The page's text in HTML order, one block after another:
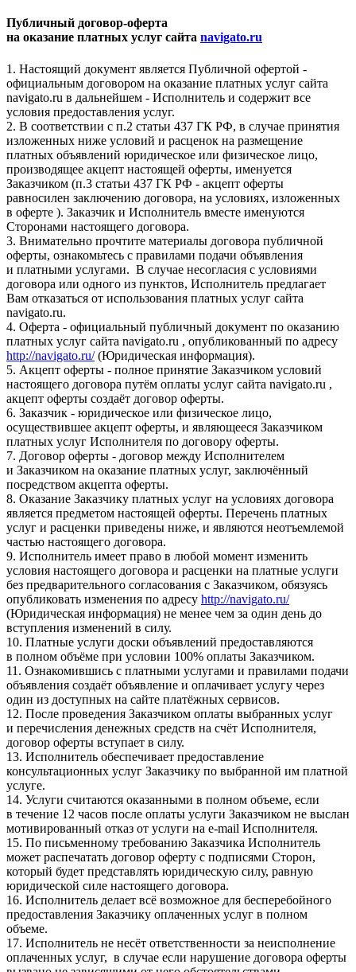
Публичный договор-оферта
на оказание платных услуг сайта navigato.ru
1. Настоящий документ является Публичной офертой -
официальным договором на оказание платных услуг сайта
navigato.ru в дальнейшем - Исполнитель и содержит все
условия предоставления услуг.
2. В соответствии с п.2 статьи 437 ГК РФ, в случае принятия
изложенных ниже условий и расценок на размещение
платных объявлений юридическое или физическое лицо,
производящее акцепт настоящей оферты, именуется
Заказчиком (п.3 статьи 437 ГК РФ - акцепт оферты
равносилен заключению договора, на условиях, изложенных
в оферте ). Заказчик и Исполнитель вместе именуются
Сторонами настоящего договора.
3. Внимательно прочтите материалы договора публичной
оферты, ознакомьтесь с правилами подачи объявления
и платными услугами. В случае несогласия с условиями
договора или одного из пунктов, Исполнитель предлагает
Вам отказаться от использования платных услуг сайта
navigato.ru.
4. Оферта - официальный публичный документ по оказанию
платных услуг сайта navigato.ru , опубликованный по адресу
http://navigato.ru/(Юридическая информация).
5. Акцепт оферты - полное принятие Заказчиком условий
настоящего договора путём оплаты услуг сайта navigato.ru ,
акцепт оферты создаёт договор оферты.
6. Заказчик - юридическое или физическое лицо,
осуществившее акцепт оферты, и являющееся Заказчиком
платных услуг Исполнителя по договору оферты.
7. Договор оферты - договор между Исполнителем
и Заказчиком на оказание платных услуг, заключённый
посредством акцепта оферты.
8. Оказание Заказчику платных услуг на условиях договора
является предметом настоящей оферты. Перечень платных
услуг и расценки приведены ниже, и являются неотъемлемой
частью настоящего договора.
9. Исполнитель имеет право в любой момент изменить
условия настоящего договора и расценки на платные услуги
без предварительного согласования с Заказчиком, обязуясь
опубликовать изменения по адресу http://navigato.ru/
(Юридическая информация) не менее чем за один день до
вступления изменений в силу.
10. Платные услуги доски объявлений предоставляются
в полном объёме при условии 100% оплаты Заказчиком.
11. Ознакомившись с платными услугами и правилами подачи
объявления создаёт объявление и оплачивает услугу через
один из доступных на сайте платёжных сервисов.
12. После проведения Заказчиком оплаты выбранных услуг
и перечисления денежных средств на счёт Исполнителя,
договор оферты вступает в силу.
13. Исполнитель обеспечивает предоставление
консультационных услуг Заказчику по выбранной им платной
услуге.
14. Услуги считаются оказанными в полном объеме, если
в течение 12 часов после оплаты услуги Заказчиком не выслан
мотивированный отказ от услуги на e-mail Исполнителя.
15. По письменному требованию Заказчика Исполнитель
может распечатать договор оферту с подписями Сторон,
который будет представлять юридическую силу, равную
юридической силе настоящего договора.
16. Исполнитель делает всё возможное для бесперебойного
предоставления Заказчику оплаченных услуг в полном
объеме.
17. Исполнитель не несёт ответственности за неисполнение
оплаченных услуг, в случае если нарушение договора оферты